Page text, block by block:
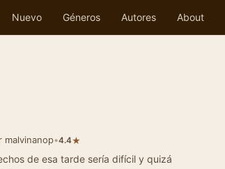
Nuevo Géneros Autores About
malvinanop•4.4★
de esa tarde sería difícil y quizá